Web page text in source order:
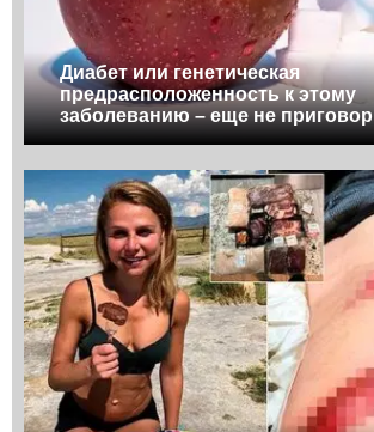
Диабет или генетическая
предрасположенность к этому
заболеванию – еще не приговор